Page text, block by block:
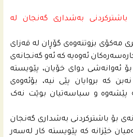
به‌شدارى گه‌نجان له‌
مەکۆی بزوتنەوەی گۆڕان لە قەزای
ئەوەیە کە ئەو گەنجانەی
ئەوانەشی دوای خۆیان، پێویستە
کە بروایان پێی نیە، بۆئەوەی
پێشەوە و سیاسەتیان بوێت نەک
بۆ باشتركردنى به‌شدارى گه‌نجان
خێزانه‌ كه‌ پێویسته‌ كار له‌سه‌ر